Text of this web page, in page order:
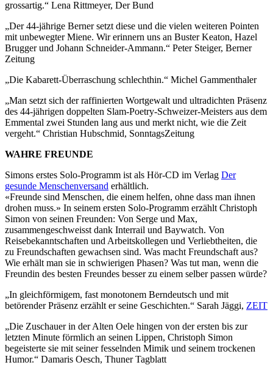
grossartig.“ Lena Rittmeyer, Der Bund
„Der 44-jährige Berner setzt diese und die vielen weiteren Pointen
mit unbewegter Miene. Wir erinnern uns an Buster Keaton, Hazel
Brugger und Johann Schneider-Ammann.“ Peter Steiger, Berner
Zeitung
„Die Kabarett-Überraschung schlechthin.“ Michel Gammenthaler
„Man setzt sich der raffinierten Wortgewalt und ultradichten Präsenz
des 44-jährigen doppelten Slam-Poetry-Schweizer-Meisters aus dem
Emmental zwei Stunden lang aus und merkt nicht, wie die Zeit
vergeht.“ Christian Hubschmid, SonntagsZeitung
WAHRE FREUNDE
Simons erstes Solo-Programm ist als Hör-CD im Verlag Der
gesunde Menschenversand erhältlich.
«Freunde sind Menschen, die einem helfen, ohne dass man ihnen
drohen muss.» In seinem ersten Solo-Programm erzählt Christoph
Simon von seinen Freunden: Von Serge und Max,
zusammengeschweisst dank Interrail und Baywatch. Von
Reisebekanntschaften und Arbeitskollegen und Verliebtheiten, die
zu Freundschaften gewachsen sind. Was macht Freundschaft aus?
Wie erhält man sie in schwierigen Phasen? Was tut man, wenn die
Freundin des besten Freundes besser zu einem selber passen würde?
„In gleichförmigem, fast monotonem Berndeutsch und mit
betörender Präsenz erzählt er seine Geschichten.“ Sarah Jäggi, ZEIT
„Die Zuschauer in der Alten Oele hingen von der ersten bis zur
letzten Minute förmlich an seinen Lippen, Christoph Simon
begeisterte sie mit seiner fesselnden Mimik und seinem trockenen
Humor.“ Damaris Oesch, Thuner Tagblatt